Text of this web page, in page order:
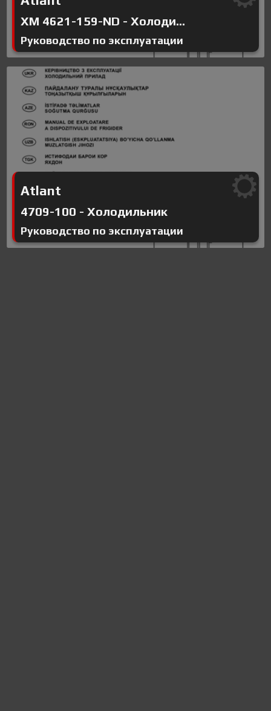
ХМ 4621-159-ND - Холоди...
Руководство по эксплуатации
Atlant
4709-100 - Холодильник
Руководство по эксплуатации